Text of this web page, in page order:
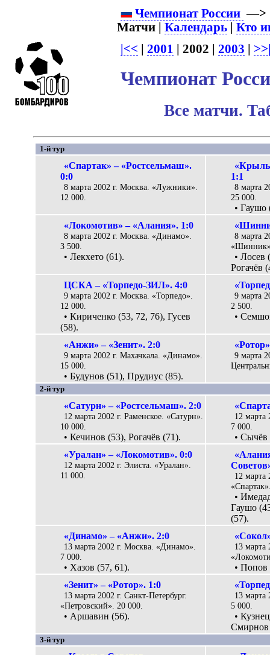
Чемпионат России
Матчи | Календарь| Кто
|<< |2001 | 2002 |2003
Чемпионат
Все матчи.
1-й тур
«Спартак» – «Ростсельмаш».
0:0
8 марта 2002 г. Москва. «Лужники».
12 000.
1:1
8 марта
25 000.
•
«Локомотив» – «Алания». 1:0
8 марта 2002 г. Москва. «Динамо».
3 500.
• Лекхето (61).
8 марта
•
Рогачёв
ЦСКА – «Торпедо-ЗИЛ». 4:0
9 марта 2002 г. Москва. «Торпедо».
12 000.
• Кириченко (53, 72, 76), Гусев
(58).
9 марта
2 500.
•
«Анжи» – «Зенит». 2:0
9 марта 2002 г. Махачкала. «Динамо».
15 000.
• Будунов (51), Прудиус (85).
9 марта
2-й тур
«Сатурн» – «Ростсельмаш». 2:0
12 марта 2002 г. Раменское. «Сатурн».
10 000.
• Кечинов (53), Рогачёв (71).
12
7 000.
• Сычёв
«Уралан» – «Локомотив». 0:0
12 марта 2002 г. Элиста. «Уралан».
11 000.
12 марта
•
Гаушо
(57).
«Динамо» – «Анжи». 2:0
13 марта 2002 г. Москва. «Динамо».
7 000.
• Хазов (57, 61).
13 марта
• Попов
«Зенит» – «Ротор». 1:0
13 марта 2002 г. Санкт-Петербург.
«Петровский». 20 000.
• Аршавин (56).
13 марта
5 000.
•
3-й тур